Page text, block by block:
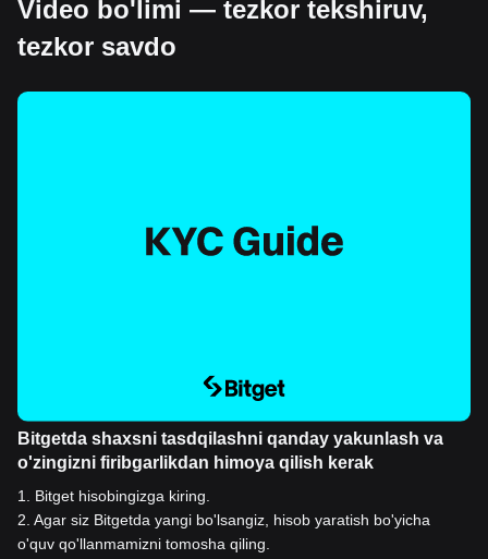
Video bo'limi — tezkor tekshiruv,
tezkor savdo
Bitgetda shaxsni tasdqilashni qanday yakunlash va
o'zingizni firibgarlikdan himoya qilish kerak
1
Bitget hisobingizga kiring.
2 Agar siz Bitgetda yangi bo'lsangiz, hisob yaratish bo'yicha
o'quv qo'llanmamizni tomosha qiling.